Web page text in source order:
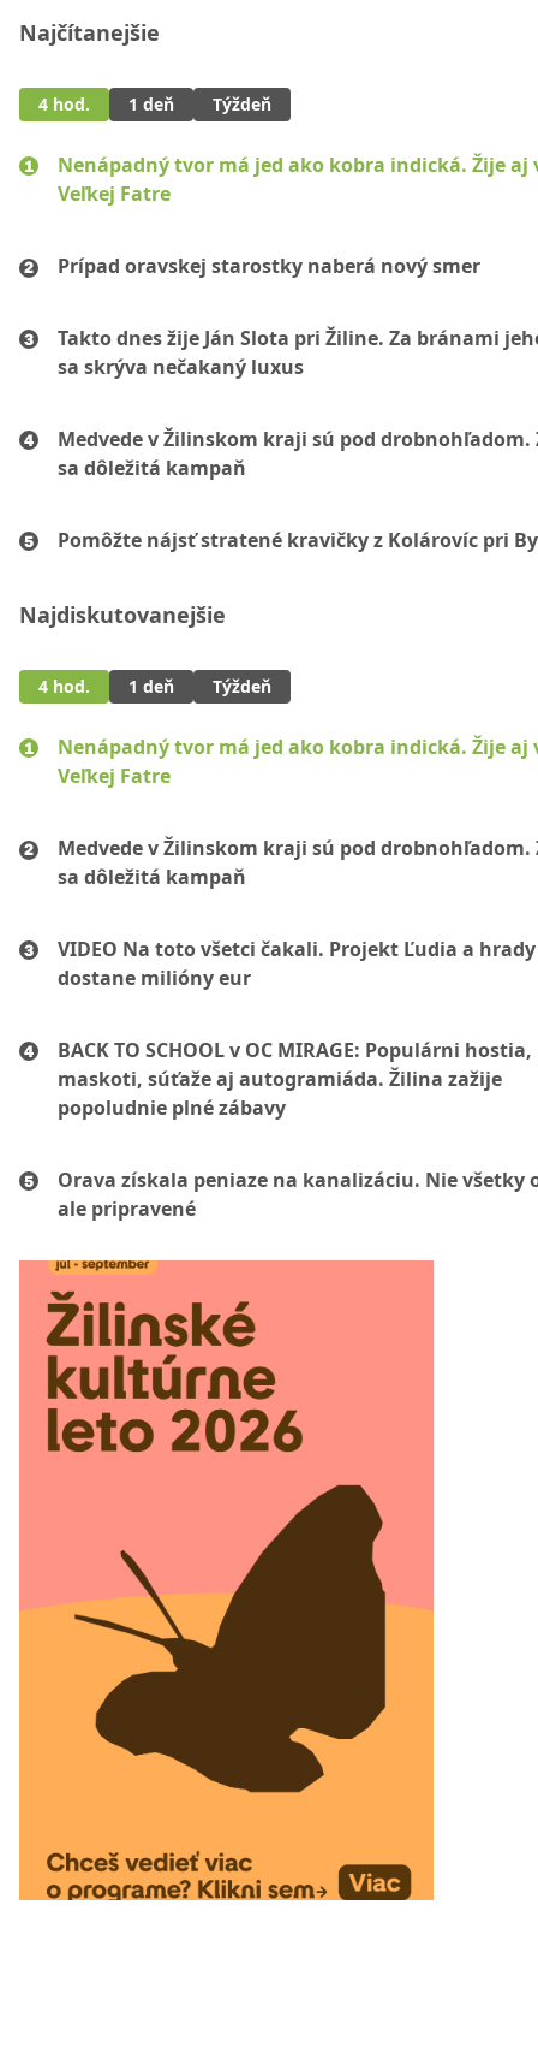
Najčítanejšie
4 hod. 1 deň Týždeň
Nenápadný tvor má jed ako kobra indická. Žije aj
Veľkej Fatre
Prípad oravskej starostky naberá nový smer
Takto dnes žije Ján Slota pri Žiline. Za bránami
sa skrýva nečakaný luxus
Medvede v Žilinskom kraji sú pod drobnohľadom.
sa dôležitá kampaň
Pomôžte nájsť stratené kravičky z Kolárovíc pri
Najdiskutovanejšie
4 hod. 1 deň Týždeň
Nenápadný tvor má jed ako kobra indická. Žije aj
Veľkej Fatre
Medvede v Žilinskom kraji sú pod drobnohľadom.
sa dôležitá kampaň
VIDEO Na toto všetci čakali. Projekt Ľudia a hrady
dostane milióny eur
BACK TO SCHOOL v OC MIRAGE: Populárni
maskoti, súťaže aj autogramiáda. Žilina zažije
popoludnie plné zábavy
Orava získala peniaze na kanalizáciu. Nie všetky
ale pripravené